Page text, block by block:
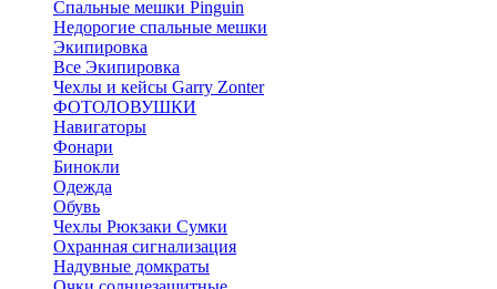
Спальные мешки Pinguin
Недорогие спальные мешки
Экипировка
Все Экипировка
Чехлы и кейсы Garry Zonter
ФОТОЛОВУШКИ
Навигаторы
Фонари
Бинокли
Одежда
Обувь
Чехлы Рюкзаки Сумки
Охранная сигнализация
Надувные домкраты